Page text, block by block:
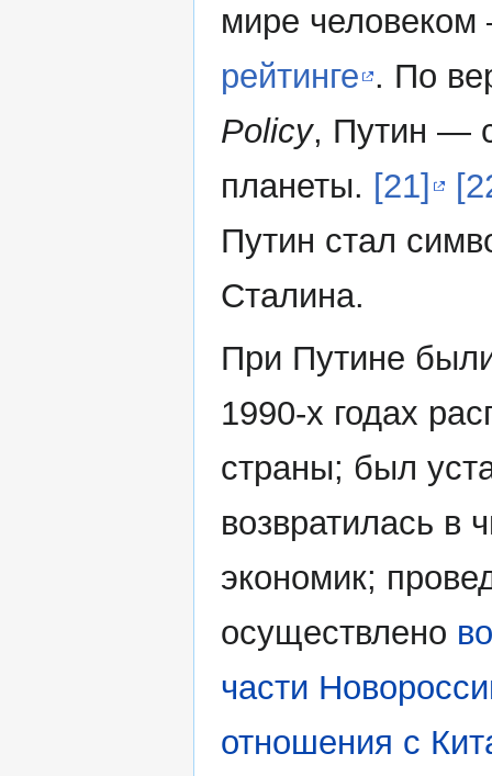
мире
рейтинге . По
Policy, Путин —
планеты. [21]
Путин стал
Сталина.
При Путине
1990-х годах
страны; был
возвратилась в
экономик;
осуществлено
части
отношения с